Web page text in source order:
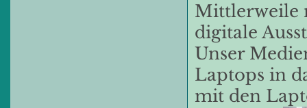
Mittlerweile
digitale
Unser
Laptops in
mit den